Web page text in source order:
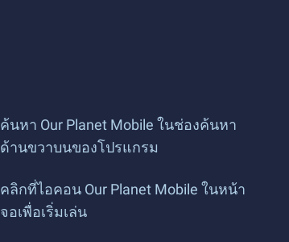
ค้นหา Our Planet Mobile ในช่องค้นหา
ด้านขวาบนของโปรแกรม
คลิกที่ไอคอน Our Planet Mobile ในหน้า
จอเพื่อเริ่มเล่น